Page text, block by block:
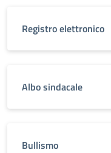
Registro elettronico
Albo sindacale
Bullismo